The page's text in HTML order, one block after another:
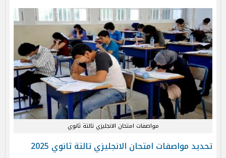
مواصفات امتحان الانجليزي تالتة ثانوي
تحديد مواصفات امتحان الانجليزي تالتة ثانوي 2025